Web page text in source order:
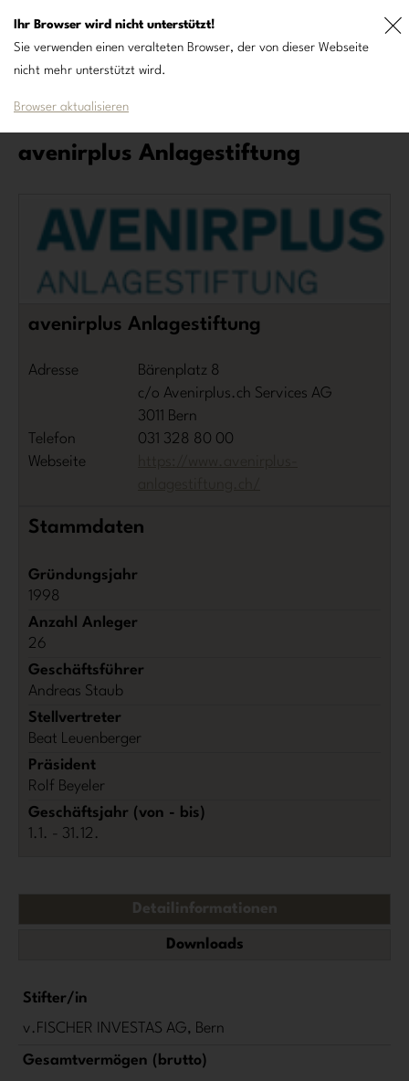
DEFR
avenirplus Anlagestiftung
Detailinformationen
Downloads
Stifter/in
v.FISCHER INVESTAS AG, Bern
Gesamtvermögen (brutto)
avenirplus Anlagestiftung
Adresse
Bärenplatz 8
c/o Avenirplus.ch Services AG
3011 Bern
Telefon
031 328 80 00
Webseite
Stammdaten
Gründungsjahr
1998
Anzahl Anleger
26
Geschäftsführer
Andreas Staub
Stellvertreter
Beat Leuenberger
Präsident
Rolf Beyeler
Geschäftsjahr (von - bis)
1.1. - 31.12.
Ihr Browser wird nicht unterstützt!
Sie verwenden einen veralteten Browser, der von dieser Webseite
nicht mehr unterstützt wird.
Browser aktualisieren